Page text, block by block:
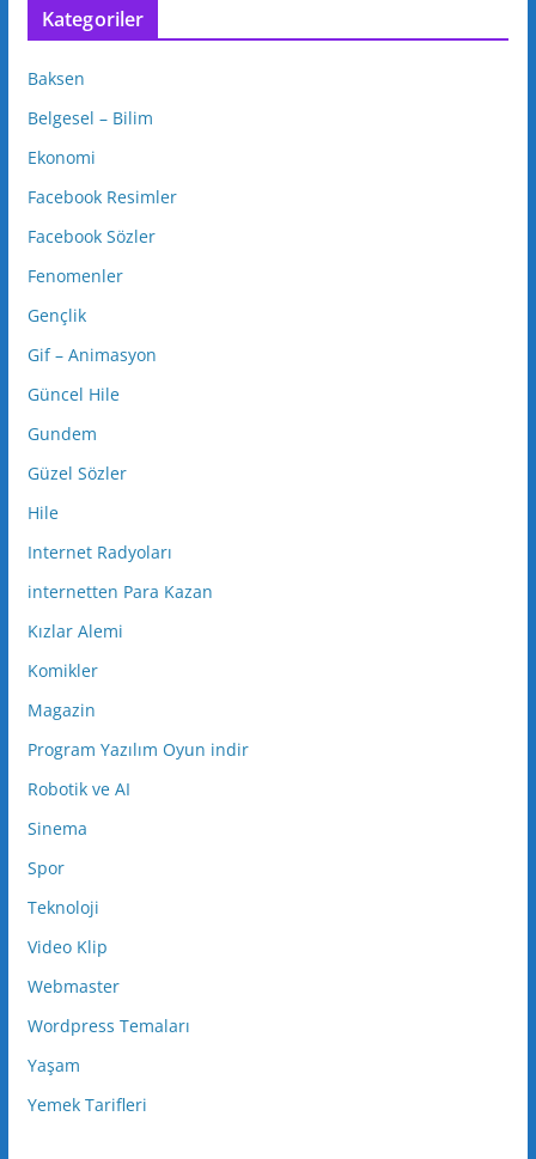
Kategoriler
Baksen
Belgesel – Bilim
Ekonomi
Facebook Resimler
Facebook Sözler
Fenomenler
Gençlik
Gif – Animasyon
Güncel Hile
Gundem
Güzel Sözler
Hile
Internet Radyoları
internetten Para Kazan
Kızlar Alemi
Komikler
Magazin
Program Yazılım Oyun indir
Robotik ve AI
Sinema
Spor
Teknoloji
Video Klip
Webmaster
Wordpress Temaları
Yaşam
Yemek Tarifleri